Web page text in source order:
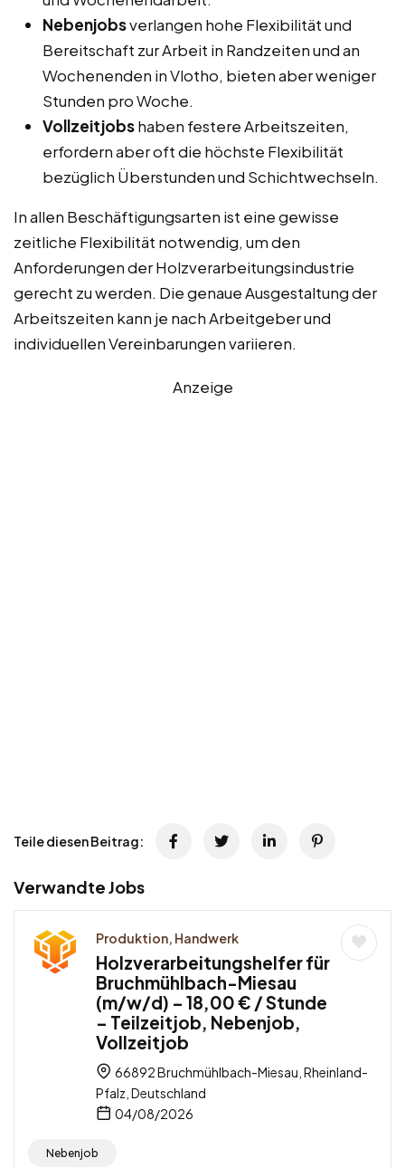
Nebenjobsverlangen hohe Flexibilität und
Bereitschaft zur Arbeit in Randzeiten und an
Wochenenden in Vlotho, bieten aber weniger
Stunden pro Woche.
Vollzeitjobshaben festere Arbeitszeiten,
erfordern aber oft die höchste Flexibilität
bezüglich Überstunden und Schichtwechseln.
In allen Beschäftigungsarten ist eine gewisse
zeitliche Flexibilität notwendig, um den
Anforderungen der Holzverarbeitungsindustrie
gerecht zu werden. Die genaue Ausgestaltung der
Arbeitszeiten kann je nach Arbeitgeber und
individuellen Vereinbarungen variieren.
Anzeige
Teile diesen Beitrag:
Verwandte Jobs
Produktion, Handwerk
Holzverarbeitungshelfer für
Bruchmühlbach-Miesau
(m/w/d) – 18,00 € / Stunde
– Teilzeitjob, Nebenjob,
Vollzeitjob
66892 Bruchmühlbach-Miesau, Rheinland-
Pfalz, Deutschland
04/08/2026
Nebenjob